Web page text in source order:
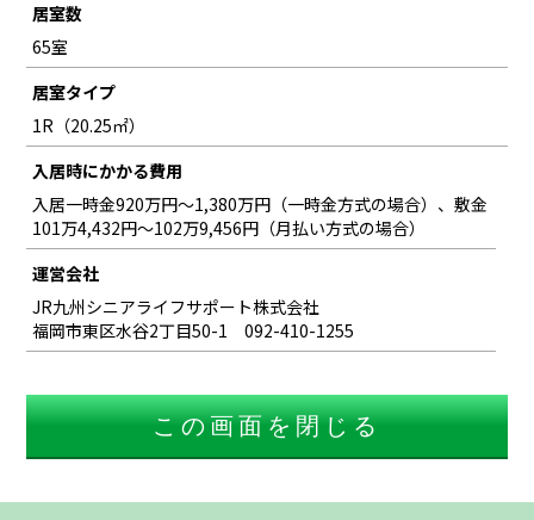
居室数
65室
居室タイプ
1R（20.25㎡）
入居時にかかる費用
入居一時金920万円～1,380万円（一時金方式の場合）、敷金
101万4,432円～102万9,456円（月払い方式の場合）
運営会社
JR九州シニアライフサポート株式会社
福岡市東区水谷2丁目50-1 092-410-1255